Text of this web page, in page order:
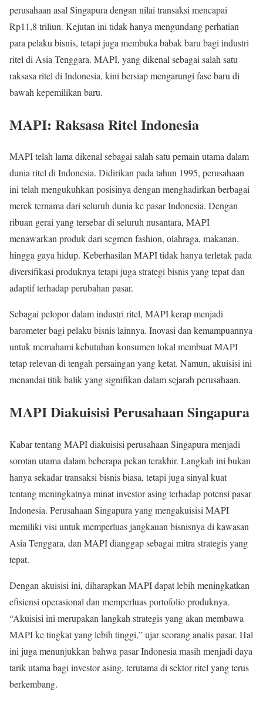
perusahaan asal Singapura dengan nilai transaksi mencapai
Rp11,8 triliun. Kejutan ini tidak hanya mengundang perhatian
para pelaku bisnis, tetapi juga membuka babak baru bagi industri
ritel di Asia Tenggara. MAPI, yang dikenal sebagai salah satu
raksasa ritel di Indonesia, kini bersiap mengarungi fase baru di
bawah kepemilikan baru.
MAPI: Raksasa Ritel Indonesia
MAPI telah lama dikenal sebagai salah satu pemain utama dalam
dunia ritel di Indonesia. Didirikan pada tahun 1995, perusahaan
ini telah mengukuhkan posisinya dengan menghadirkan berbagai
merek ternama dari seluruh dunia ke pasar Indonesia. Dengan
ribuan gerai yang tersebar di seluruh nusantara, MAPI
menawarkan produk dari segmen fashion, olahraga, makanan,
hingga gaya hidup. Keberhasilan MAPI tidak hanya terletak pada
diversifikasi produknya tetapi juga strategi bisnis yang tepat dan
adaptif terhadap perubahan pasar.
Sebagai pelopor dalam industri ritel, MAPI kerap menjadi
barometer bagi pelaku bisnis lainnya. Inovasi dan kemampuannya
untuk memahami kebutuhan konsumen lokal membuat MAPI
tetap relevan di tengah persaingan yang ketat. Namun, akuisisi ini
menandai titik balik yang signifikan dalam sejarah perusahaan.
MAPI Diakuisisi Perusahaan Singapura
Kabar tentang MAPI diakuisisi perusahaan Singapura menjadi
sorotan utama dalam beberapa pekan terakhir. Langkah ini bukan
hanya sekadar transaksi bisnis biasa, tetapi juga sinyal kuat
tentang meningkatnya minat investor asing terhadap potensi pasar
Indonesia. Perusahaan Singapura yang mengakuisisi MAPI
memiliki visi untuk memperluas jangkauan bisnisnya di kawasan
Asia Tenggara, dan MAPI dianggap sebagai mitra strategis yang
tepat.
Dengan akuisisi ini, diharapkan MAPI dapat lebih meningkatkan
efisiensi operasional dan memperluas portofolio produknya.
“Akuisisi ini merupakan langkah strategis yang akan membawa
MAPI ke tingkat yang lebih tinggi,” ujar seorang analis pasar. Hal
ini juga menunjukkan bahwa pasar Indonesia masih menjadi daya
tarik utama bagi investor asing, terutama di sektor ritel yang terus
berkembang.